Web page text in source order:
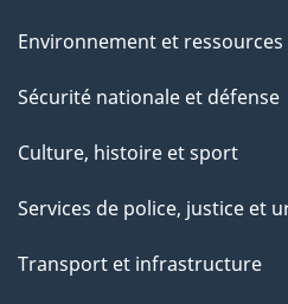
Environnement et
Sécurité nationale et défense
Culture, histoire et sport
Services de police, justice et
Transport et infrastructure